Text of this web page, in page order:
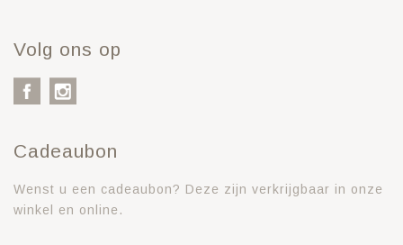
Volg ons op
Cadeaubon
Wenst u een cadeaubon? Deze zijn verkrijgbaar in onze
winkel en online.